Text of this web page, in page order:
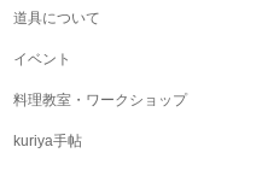
道具について
イベント
料理教室・ワークショップ
kuriya手帖